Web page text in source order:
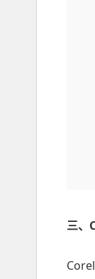
三、